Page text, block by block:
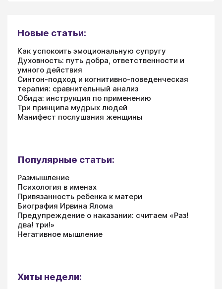
Новые статьи:
Как успокоить эмоциональную супругу
Духовность: путь добра, ответственности и
умного действия
Синтон-подход и когнитивно-поведенческая
терапия: сравнительный анализ
Обида: инструкция по применению
Три принципа мудрых людей
Манифест послушания женщины
Популярные статьи:
Размышление
Психология в именах
Привязанность ребенка к матери
Биография Ирвина Ялома
Предупреждение о наказании: считаем «Раз!
два! три!»
Негативное мышление
Хиты недели: